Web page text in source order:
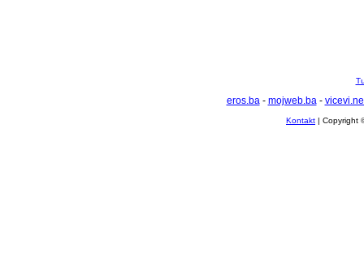
eros.ba- mojweb.ba-
Kontakt | Copyright